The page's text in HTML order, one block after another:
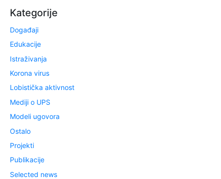
Kategorije
Događaji
Edukacije
Istraživanja
Korona virus
Lobistička aktivnost
Mediji o UPS
Modeli ugovora
Ostalo
Projekti
Publikacije
Selected news